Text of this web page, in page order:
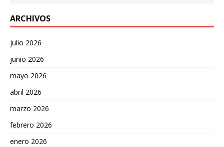
ARCHIVOS
julio 2026
junio 2026
mayo 2026
abril 2026
marzo 2026
febrero 2026
enero 2026